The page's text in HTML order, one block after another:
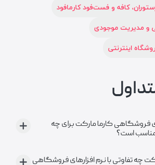
کافه و فست‌فود کارمافود
و مدیریت موجودی
اینترنتی
فروشگاهی کارما مارکت برای چه
است؟
چه تفاوتی با نرم افزارهای فروشگاهی